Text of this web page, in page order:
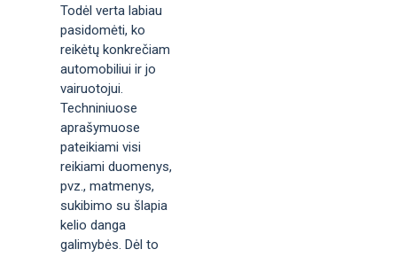
Todėl verta labiau
pasidomėti, ko
reikėtų konkrečiam
automobiliui ir jo
vairuotojui.
Techniniuose
aprašymuose
pateikiami visi
reikiami duomenys,
pvz., matmenys,
sukibimo su šlapia
kelio danga
galimybės. Dėl to